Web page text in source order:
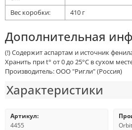
Вес коробки: 410 г
Дополнительная
(!) Содержит аспартам и источник
Хранить при t° от 0 до 25°С в сухом
Производитель: ООО "Ригли" (Россия)
Характеристики
Артикул:
4455